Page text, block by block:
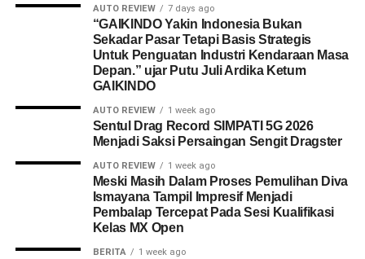
AUTO REVIEW 7 days ago
“GAIKINDO Yakin Indonesia Bukan
Sekadar Pasar Tetapi Basis Strategis
Untuk Penguatan Industri Kendaraan Masa
Depan.” ujar Putu Juli Ardika Ketum
GAIKINDO
AUTO REVIEW 1 week ago
Sentul Drag Record SIMPATI 5G 2026
Menjadi Saksi Persaingan Sengit Dragster
AUTO REVIEW 1 week ago
Meski Masih Dalam Proses Pemulihan Diva
Ismayana Tampil Impresif Menjadi
Pembalap Tercepat Pada Sesi Kualifikasi
Kelas MX Open
BERITA 1 week ago